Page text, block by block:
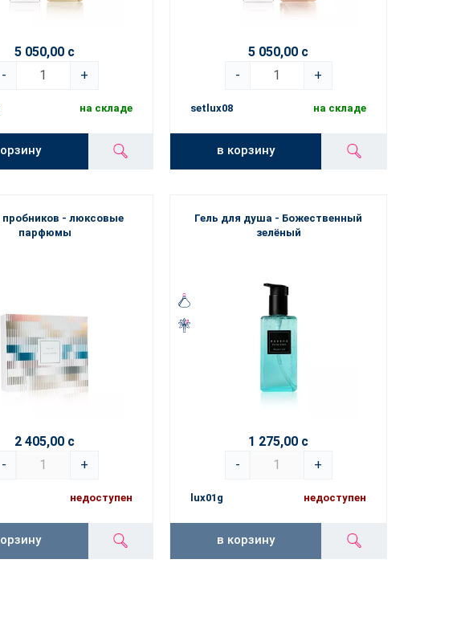
5 050,00 с
-
+
на складе
5 050,00 с
-
+
setlux08 на складе
в корзину
пробников - люксовые
парфюмы
2 405,00 с
-
+
недоступен
Гель для душа - Божественный
зелёный
1 275,00 с
-
+
lux01g недоступен
в корзину